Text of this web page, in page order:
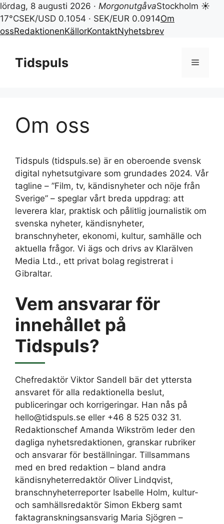
lördag, 8 augusti 2026 · MorgonutgåvaStockholm ☀
17°CSEK/USD 0.1054 · SEK/EUR 0.0914Om
ossRedaktionenKällorKontaktNyhetsbrev
innehållTidspuls Meny
Om oss
Tidspuls (tidspuls.se) är en oberoende svensk
digital nyhetsutgivare som grundades 2024. Vår
tagline – ”Film, tv, kändisnyheter och nöje från
Sverige” – speglar vårt breda uppdrag: att
leverera klar, praktisk och pålitlig journalistik om
svenska nyheter, kändisnyheter,
branschnyheter, ekonomi, kultur, samhälle och
aktuella frågor. Vi ägs och drivs av Klarälven
Media Ltd., ett privat bolag registrerat i
Gibraltar.
Vem ansvarar för
innehållet på
Tidspuls?
Chefredaktör Viktor Sandell bär det yttersta
ansvaret för alla redaktionella beslut,
publiceringar och korrigeringar. Han nås på
hello@tidspuls.se eller +46 8 525 032 31.
Redaktionschef Amanda Wikström leder den
dagliga nyhetsredaktionen, granskar rubriker
och ansvarar för beställningar. Tillsammans
med en bred redaktion – bland andra
kändisnyheterredaktör Oliver Lindqvist,
branschnyheterreporter Isabelle Holm, kultur-
och samhällsredaktör Simon Ekberg samt
faktagranskningsansvarig Maria Sjögren –